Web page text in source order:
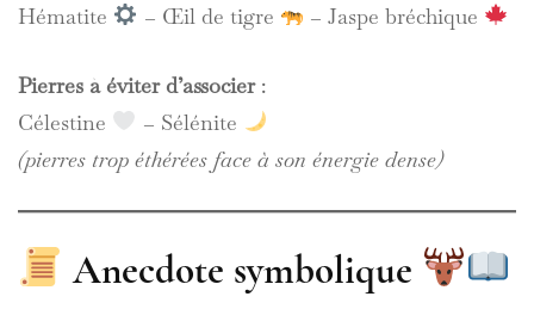
Hématite
– Œil de tigre – Jaspe bréchique
Pierres à éviter d’associer:
Célestine
– Sélénite
(pierres trop éthérées face à son énergie dense)
Anecdote symbolique